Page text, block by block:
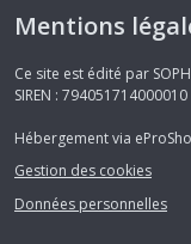
Mentions
Ce site est édité par
SIREN : 794051714000010
Hébergement via
Gestion des cookies
Données personnelles